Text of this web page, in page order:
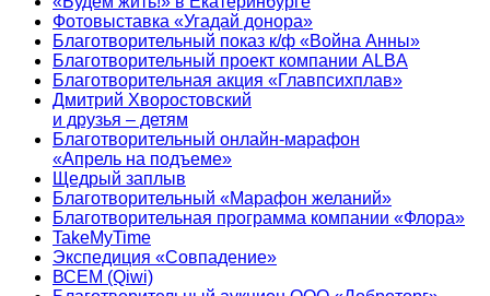
Фотовыставка «Угадай донора»
Благотворительный показ к/ф «Война Анны»
Благотворительный проект компании ALBA
Благотворительная акция «Главпсихплав»
Дмитрий Хворостовский
и друзья – детям
Благотворительный онлайн‑марафон
«Апрель на подъеме»
Щедрый заплыв
Благотворительный «Марафон желаний»
Благотворительная программа компании «Флора»
TakeMyTime
Экспедиция «Совпадение»
ВСЕМ (Qiwi)